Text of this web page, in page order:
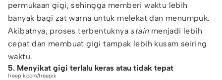
permukaan gigi, sehingga memberi waktu lebih
banyak bagi zat warna untuk melekat dan menumpuk.
Akibatnya, proses terbentuknya stainmenjadi lebih
cepat dan membuat gigi tampak lebih kusam seiring
waktu.
5. Menyikat gigi terlalu keras atau tidak tepat
freepik.com/freepik